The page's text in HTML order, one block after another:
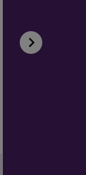
*Promoção válida